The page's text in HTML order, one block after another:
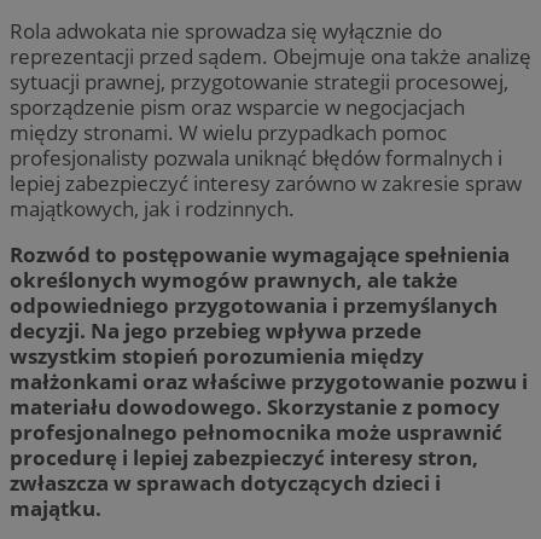
Rola adwokata nie sprowadza się wyłącznie do
reprezentacji przed sądem. Obejmuje ona także analizę
sytuacji prawnej, przygotowanie strategii procesowej,
sporządzenie pism oraz wsparcie w negocjacjach
między stronami. W wielu przypadkach pomoc
profesjonalisty pozwala uniknąć błędów formalnych i
lepiej zabezpieczyć interesy zarówno w zakresie spraw
majątkowych, jak i rodzinnych.
Rozwód to postępowanie wymagające spełnienia
określonych wymogów prawnych, ale także
odpowiedniego przygotowania i przemyślanych
decyzji. Na jego przebieg wpływa przede
wszystkim stopień porozumienia między
małżonkami oraz właściwe przygotowanie pozwu i
materiału dowodowego. Skorzystanie z pomocy
profesjonalnego pełnomocnika może usprawnić
procedurę i lepiej zabezpieczyć interesy stron,
zwłaszcza w sprawach dotyczących dzieci i
majątku.